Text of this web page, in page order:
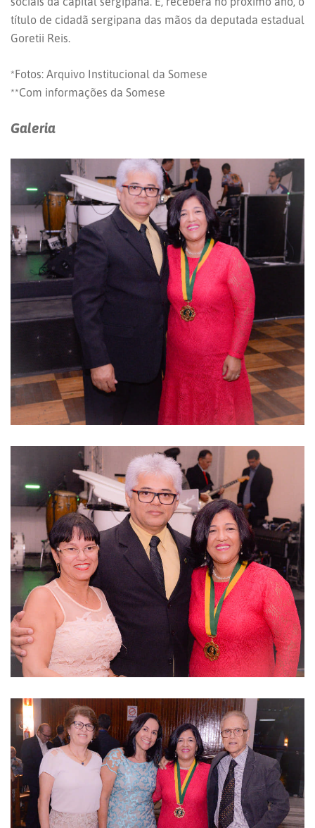
título de cidadã sergipana das mãos da deputada estadual
Goretii Reis.
*Fotos: Arquivo Institucional da Somese
**Com informações da Somese
Galeria